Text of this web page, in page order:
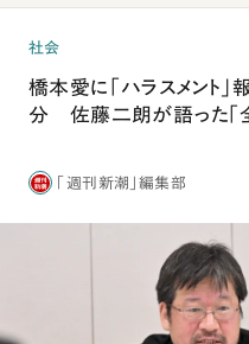
社会
橋本愛に「ハラスメント
分 佐藤二朗が語った「
「週刊新潮」編集部